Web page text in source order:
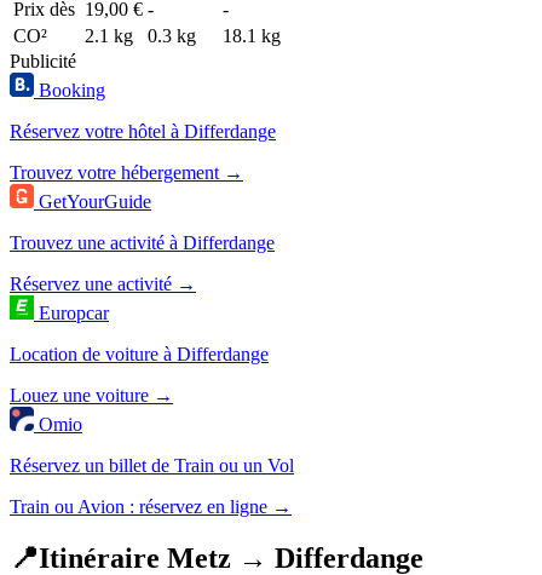
Prix dès 19,00 € -
-
CO²
2.1 kg 0.3 kg
18.1 kg
Publicité
Booking
Réservez votre hôtel à Differdange
Trouvez votre hébergement →
GetYourGuide
Trouvez une activité à Differdange
Réservez une activité →
Europcar
Location de voiture à Differdange
Louez une voiture →
Omio
Réservez un billet de Train ou un Vol
Train ou Avion : réservez en ligne →
📍Itinéraire Metz → Differdange